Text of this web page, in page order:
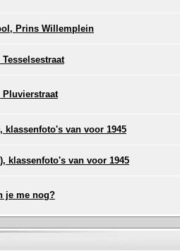
Prins Willemplein
Pluvierstraat
klassenfoto's van voor 1945
klassenfoto's van voor 1945
je me nog?